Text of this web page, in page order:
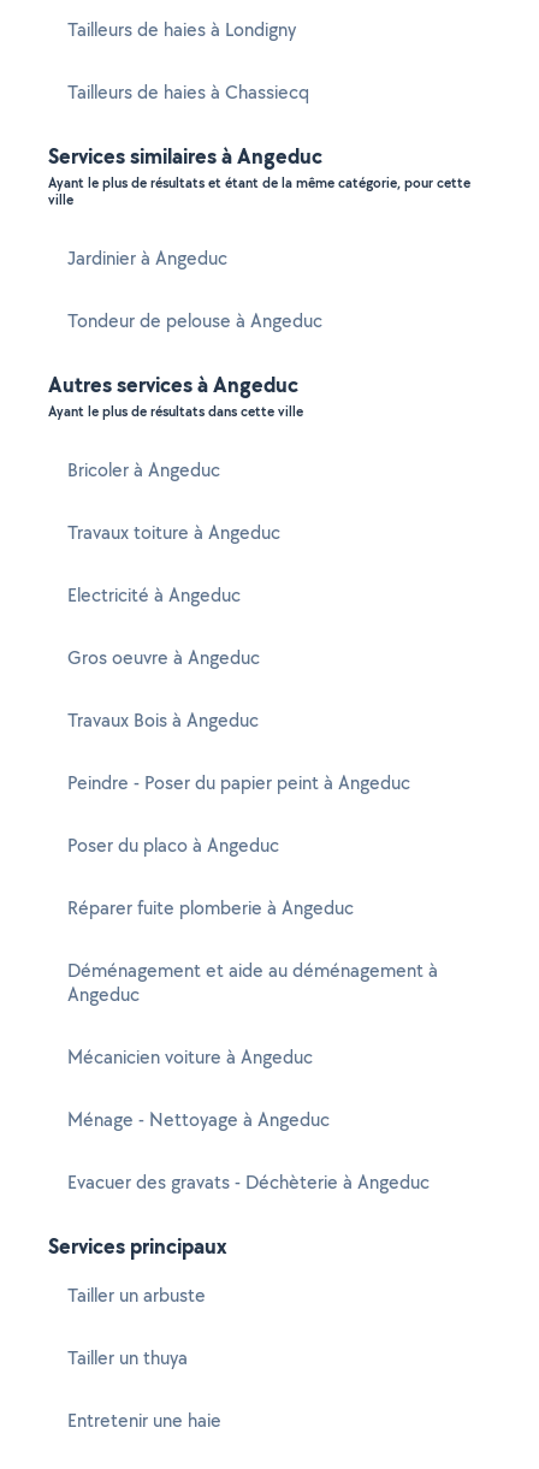
Tailleurs de haies à Londigny
Tailleurs de haies à Chassiecq
Services similaires à Angeduc
Ayant le plus de résultats et étant de la même catégorie, pour cette
ville
Jardinier à Angeduc
Tondeur de pelouse à Angeduc
Autres services à Angeduc
Ayant le plus de résultats dans cette ville
Bricoler à Angeduc
Travaux toiture à Angeduc
Electricité à Angeduc
Gros oeuvre à Angeduc
Travaux Bois à Angeduc
Peindre - Poser du papier peint à Angeduc
Poser du placo à Angeduc
Réparer fuite plomberie à Angeduc
Déménagement et aide au déménagement à
Angeduc
Mécanicien voiture à Angeduc
Ménage - Nettoyage à Angeduc
Evacuer des gravats - Déchèterie à Angeduc
Services principaux
Tailler un arbuste
Tailler un thuya
Entretenir une haie